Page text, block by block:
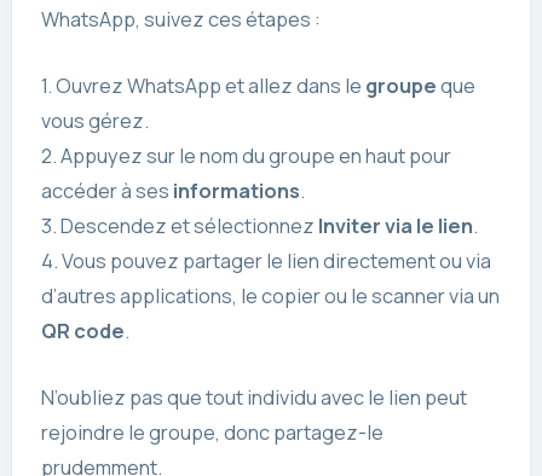
WhatsApp, suivez ces étapes :
1. Ouvrez WhatsApp et allez dans le groupeque
vous gérez.
2. Appuyez sur le nom du groupe en haut pour
accéder à ses informations.
3. Descendez et sélectionnez Inviter via le lien.
4. Vous pouvez partager le lien directement ou via
d’autres applications, le copier ou le scanner via un
QR code.
N’oubliez pas que tout individu avec le lien peut
rejoindre le groupe, donc partagez-le
prudemment.